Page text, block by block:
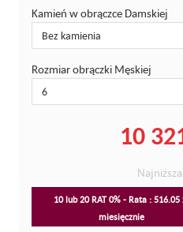
Kamień w obrączce Damskiej
Bez kamienia
Rozmiar obrączki Męskiej
6
10
10 lub 20 RAT 0% - Rata : 516.05
miesięcznie